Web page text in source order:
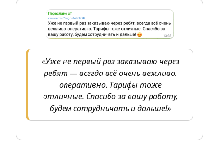
«Уже не первый раз заказываю через
ребят — всегда всё очень вежливо,
оперативно. Тарифы тоже
отличные. Спасибо за вашу работу,
будем сотрудничать и дальше!»